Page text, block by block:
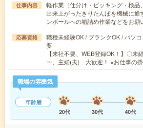
仕事内容
軽作業（仕分け・ピッキング・検品
出来上がったきりたんぽを機械に通
ンボールへの箱詰め作業などをお
応募資格
職種未経験OK / ブランクOK / パソ
要
【来社不要、WEB登録OK！】〇未
ー、主婦(夫) 大歓迎！ ※お仕事の
職場の雰囲気
年齢層
20代
30代 40代